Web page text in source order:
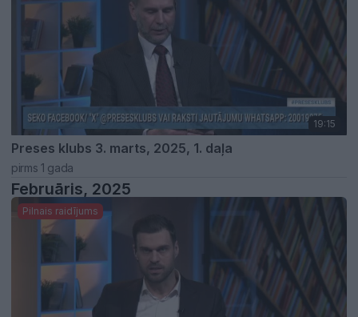
19:15
Preses klubs 3. marts, 2025, 1. daļa
pirms 1 gada
Februāris, 2025
Pilnais raidījums